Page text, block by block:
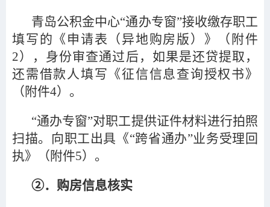
青岛公积金中心“通办专窗”接收缴存职工
填写的《申请表（异地购房版）》（附件
2），身份审查通过后，如果是还贷提取，
还需借款人填写《征信信息查询授权书》
（附件4）。
“通办专窗”对职工提供证件材料进行拍照
扫描。向职工出具《“跨省通办”业务受理回
执》（附件5）。
②．购房信息核实